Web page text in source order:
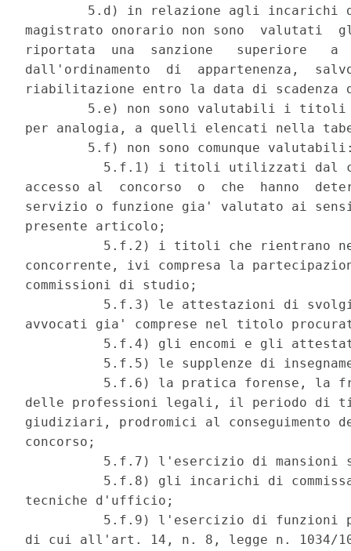
5.d) in relazione agli incarichi
magistrato onorario non sono
riportata  una  sanzione   superiore   a
dall'ordinamento  di  appartenenza,
riabilitazione entro la data di scadenza
5.e) non sono valutabili i
per analogia, a quelli elencati nella
5.f) non sono comunque
5.f.1) i titoli utilizzati dal
accesso al  concorso  o  che  hanno
servizio o funzione gia' valutato ai
presente articolo;
5.f.2) i titoli che rientrano
concorrente, ivi compresa la
commissioni di studio;
5.f.3) le attestazioni di
avvocati gia' comprese nel titolo
5.f.4) gli encomi e gli
5.f.5) le supplenze di
5.f.6) la pratica forense, la
delle professioni legali, il periodo di
giudiziari, prodromici al
concorso;
5.f.7) l'esercizio di mansioni
5.f.8) gli incarichi di
tecniche d'ufficio;
5.f.9) l'esercizio di funzioni
di cui all'art. 14, n. 8, legge n. 1034/